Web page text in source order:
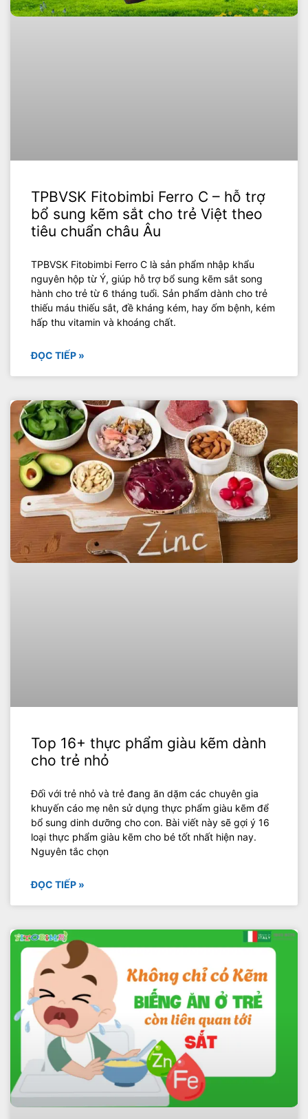
TPBVSK Fitobimbi Ferro C – hỗ trợ
bổ sung kẽm sắt cho trẻ Việt theo
tiêu chuẩn châu Âu
TPBVSK Fitobimbi Ferro C là sản phẩm nhập khẩu
nguyên hộp từ Ý, giúp hỗ trợ bổ sung kẽm sắt song
hành cho trẻ từ 6 tháng tuổi. Sản phẩm dành cho trẻ
thiếu máu thiếu sắt, đề kháng kém, hay ốm bệnh, kém
hấp thu vitamin và khoáng chất.
ĐỌC TIẾP »
Top 16+ thực phẩm giàu kẽm dành
cho trẻ nhỏ
Đối với trẻ nhỏ và trẻ đang ăn dặm các chuyên gia
khuyến cáo mẹ nên sử dụng thực phẩm giàu kẽm để
bổ sung dinh dưỡng cho con. Bài viết này sẽ gợi ý 16
loại thực phẩm giàu kẽm cho bé tốt nhất hiện nay.
Nguyên tắc chọn
ĐỌC TIẾP »